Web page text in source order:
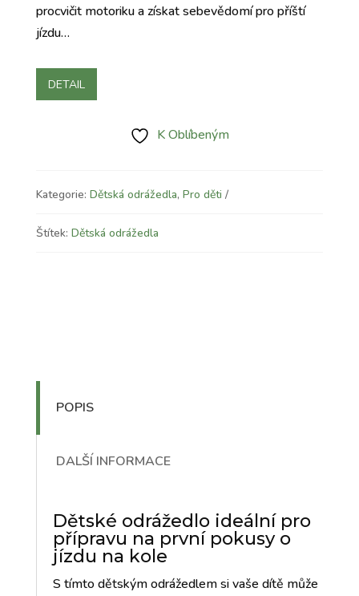
procvičit motoriku a získat sebevědomí pro příští
jízdu…
DETAIL
K Oblíbeným
Kategorie: Dětská odrážedla, Pro děti
Štítek: Dětská odrážedla
POPIS
DALŠÍ INFORMACE
Dětské odrážedlo ideální pro
přípravu na první pokusy o
jízdu na kole
S tímto dětským odrážedlem si vaše dítě může